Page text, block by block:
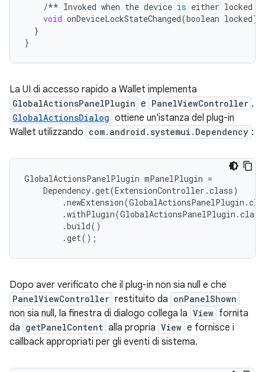
/** Invoked when the device is either locked
void onDeviceLockStateChanged(boolean locked);
}
}
La UI di accesso rapido a Wallet implementa
GlobalActionsPanelPlugin e PanelViewController .
GlobalActionsDialog ottiene un'istanza del plug-in
Wallet utilizzando com.android.systemui.Dependency :
GlobalActionsPanelPlugin mPanelPlugin =
    Dependency.get(ExtensionController.class)
        .build()
Dopo aver verificato che il plug-in non sia null e che
PanelViewController restituito da onPanelShown
non sia null, la finestra di dialogo collega la View fornita
da getPanelContent alla propria View e fornisce i
callback appropriati per gli eventi di sistema.